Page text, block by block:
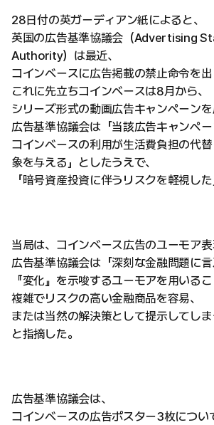
28日付の英ガーディアン紙によると、
英国の広告基準協議会（Advertising
Authority）は最近、
コインベースに広告掲載の禁止命令を出
これに先立ちコインベースは8月から、
シリーズ形式の動画広告キャンペーンを
広告基準協議会は「当該広告キャンペー
コインベースの利用が生活費負担の代
象を与える」としたうえで、
「暗号資産投資に伴うリスクを軽視した
当局は、コインベース広告のユーモア表
広告基準協議会は「深刻な金融問題に
『変化』を示唆するユーモアを用いるこ
複雑でリスクの高い金融商品を容易、
または当然の解決策として提示してしま
と指摘した。
広告基準協議会は、
コインベースの広告ポスター3枚につい